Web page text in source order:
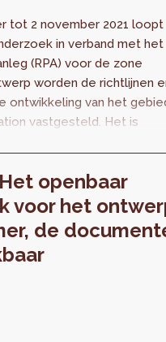
tot 2 november 2021 loopt
in verband met het
(RPA) voor de zone
worden de richtlijnen
ontwikkeling van het
vastgesteld. Het is
openbaar
voor het
de